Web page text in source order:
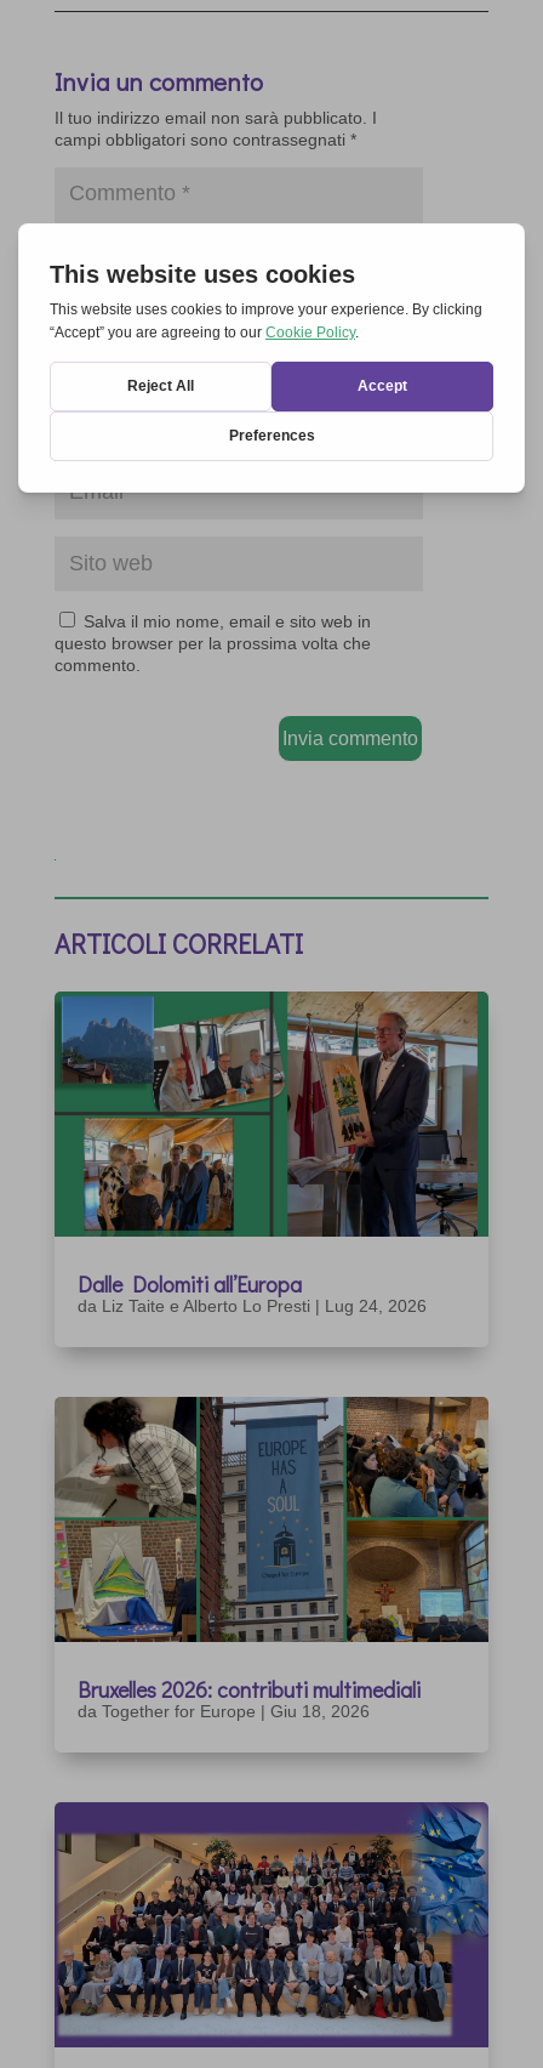
Invia un commento
Il tuo indirizzo email non sarà pubblicato.
I
campi obbligatori sono contrassegnati *
Salva il mio nome, email e sito web in
questo browser per la prossima volta che
commento.
Invia commento
ARTICOLI CORRELATI
Dalle Dolomiti all’Europa
da Liz Taite e Alberto Lo Presti | Lug 24, 2026
Bruxelles 2026: contributi multimediali
da Together for Europe | Giu 18, 2026